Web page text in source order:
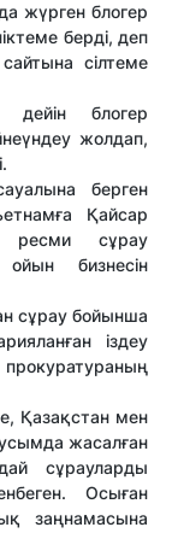
жүрген блогер
берді, деп
сайтына сілтеме
дейін блогер
жолдап,
берген
Қайсар
ресми сұрау
бизнесін
сұрау бойынша
іздеу
Қазақстан мен
жасалған
сұрауларды
Осыған
заңнамасына